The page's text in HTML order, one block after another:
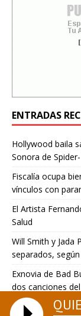
ENTRADAS
Hollywood baila
Sonora de
Fiscalía ocupa
vínculos con
El Artista
Salud
Will Smith y Jada
separados,
Exnovia de Bad
dos canciones